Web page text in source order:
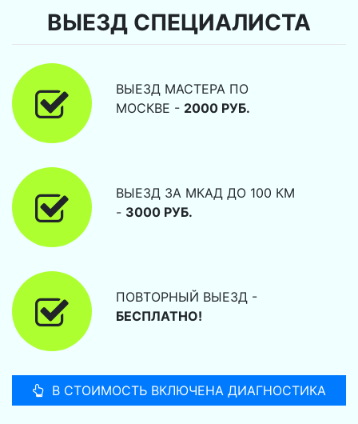
ВЫЕЗД СПЕЦИАЛИСТА
ВЫЕЗД МАСТЕРА ПО
МОСКВЕ - 2000 РУБ.
ВЫЕЗД ЗА МКАД ДО 100 КМ
- 3000 РУБ.
ПОВТОРНЫЙ ВЫЕЗД -
БЕСПЛАТНО!
В СТОИМОСТЬ ВКЛЮЧЕНА ДИАГНОСТИКА